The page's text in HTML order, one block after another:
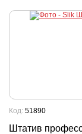
Штатив
Код: 51890